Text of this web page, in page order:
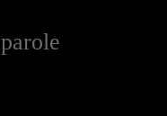
parole